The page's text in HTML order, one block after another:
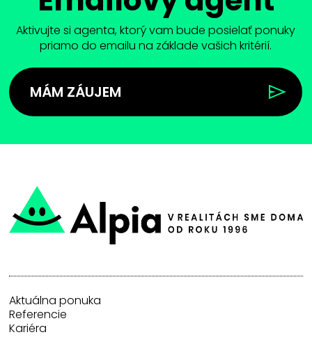
Aktivujte si agenta, ktorý vam bude posielať ponuky
priamo do emailu na základe vašich kritérií.
MÁM ZÁUJEM
Aktuálna ponuka
Referencie
Kariéra